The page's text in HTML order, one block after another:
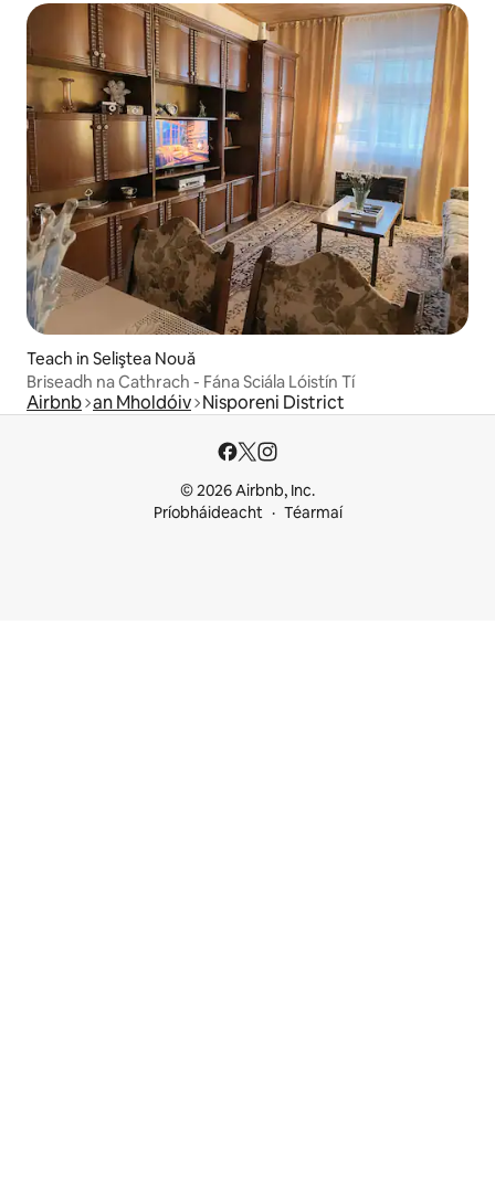
Teach in Seliştea Nouă
Briseadh na Cathrach - Fána Sciála Lóistín Tí
Airbnb an Mholdóiv Nisporeni District
© 2026 Airbnb, Inc.
Príobháideacht
Téarmaí